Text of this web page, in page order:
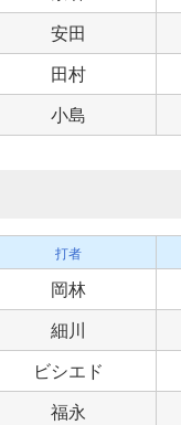
安田
田村
小島
打者
岡林
細川
ビシエド
福永